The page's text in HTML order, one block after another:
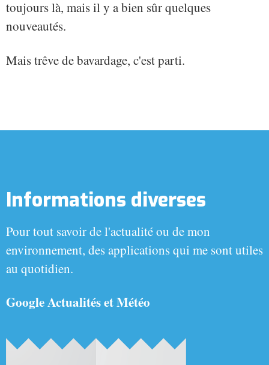
toujours là, mais il y a bien sûr quelques
nouveautés.
Mais trêve de bavardage, c'est parti.
Informations diverses
Pour tout savoir de l'actualité ou de mon
environnement, des applications qui me sont utiles
au quotidien.
Google Actualités et Météo